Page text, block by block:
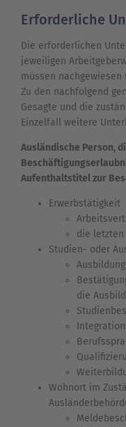
Erforderliche
Die erforderlichen
jeweiligen
müssen nachgewiesen
Zu den nachfolgend
Gesagte und die
Einzelfall weitere
Ausländische Person,
Aufenthaltstitel zur
Erwerbstätigkeit
die letzten
Studien- oder
die
Wohnort im